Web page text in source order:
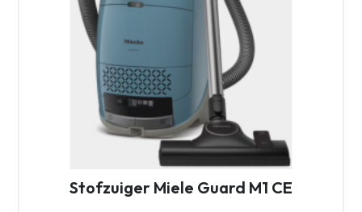
Stofzuiger Miele Guard M1 CE